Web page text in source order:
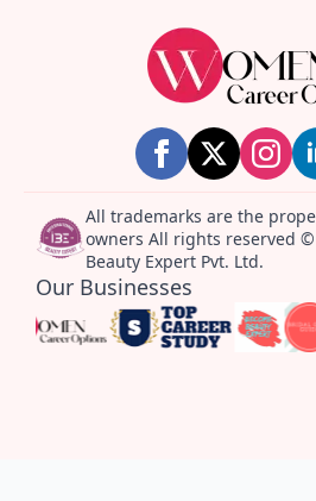
All trademarks are the
owners All rights reserved
Beauty Expert Pvt. Ltd.
Our Businesses